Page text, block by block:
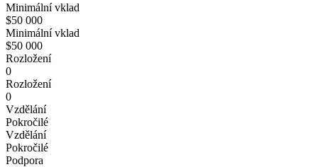
Minimální vklad
$50 000
Minimální vklad
$50 000
Rozložení
0
Rozložení
0
Vzdělání
Pokročilé
Vzdělání
Pokročilé
Podpora